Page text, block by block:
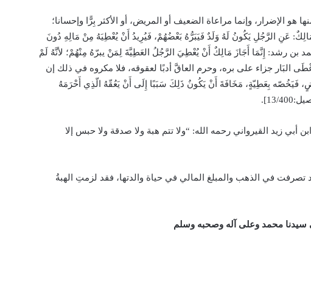
هو الإضرار، وإنما مراعاة الضعيف أو المريض، أو الأكثر بِرًّا وإحسانا؛
عَنِ الرَّجُلِ يَكُونُ لَهُ وَلَدٌ فَيَبَرُّهُ بَعْضُهُمْ، فَيُرِيدُ أَنْ يُعْطِيَهُ مِنْ مَالِهِ دُونَ
بن رشد: إِنَّمَا أَجَازَ مَالِكٌ أَنْ يُعْطِيَ الرَّجُلُ العَطِيَّةَ لِمَنْ يبرّهُ مِنْهُمْ؛ لأنَّهُ لَمْ
البَار جزاء على بره، وحرم العاقَّ أدبًا لعقوقه، فلا مكروه في ذلك إن
فَيَخُصّه بِعَطِيّةٍ، مَخَافَةَ أَنْ يَكُونُ ذَلِكَ سَبَبًا إِلَى أَنْ يَعُقّهُ الّذِي أَحْرَمَهُ
400].
زيد القيرواني رحمه الله: “ولا تتم هبة ولا صدقة ولا حبس إلا
في الذهب والمبلغ المالي في حياة والدتها، فقد لزمتِ الهبةُ
سيدنا محمد وعلى آله وصحبه وسلم